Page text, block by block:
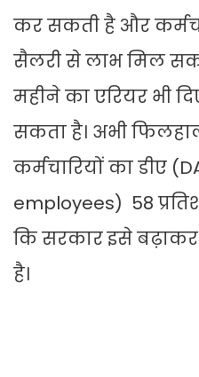
कर सकती है और
सैलरी से लाभ मिल
महीने का एरियर भी
सकता है। अभी
कर्मचारियों का डीए
employees) 58
कि सरकार इसे
है।